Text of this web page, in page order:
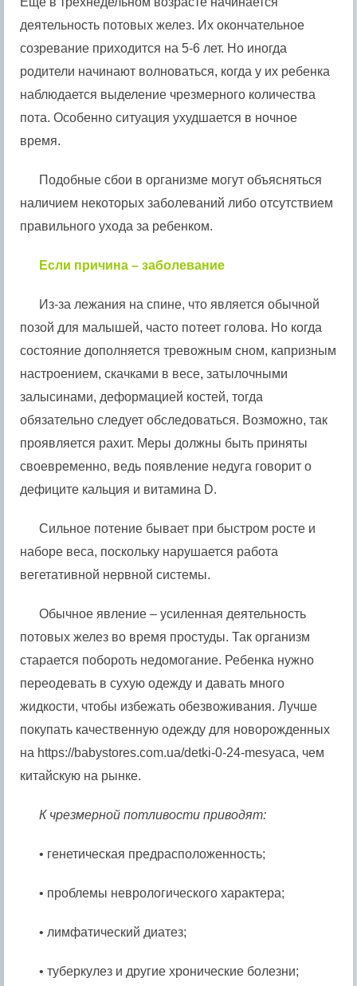
деятельность потовых желез. Их окончательное
созревание приходится на 5-6 лет. Но иногда
родители начинают волноваться, когда у их ребенка
наблюдается выделение чрезмерного количества
пота. Особенно ситуация ухудшается в ночное
время.
Подобные сбои в организме могут объясняться
наличием некоторых заболеваний либо отсутствием
правильного ухода за ребенком.
Если причина – заболевание
Из-за лежания на спине, что является обычной
позой для малышей, часто потеет голова. Но когда
состояние дополняется тревожным сном, капризным
настроением, скачками в весе, затылочными
залысинами, деформацией костей, тогда
обязательно следует обследоваться. Возможно, так
проявляется рахит. Меры должны быть приняты
своевременно, ведь появление недуга говорит о
дефиците кальция и витамина D.
Сильное потение бывает при быстром росте и
наборе веса, поскольку нарушается работа
вегетативной нервной системы.
Обычное явление – усиленная деятельность
потовых желез во время простуды. Так организм
старается побороть недомогание. Ребенка нужно
переодевать в сухую одежду и давать много
жидкости, чтобы избежать обезвоживания. Лучше
покупать качественную одежду для новорожденных
на https://babystores.com.ua/detki-0-24-mesyaca, чем
китайскую на рынке.
К чрезмерной потливости приводят:
• генетическая предрасположенность;
• проблемы неврологического характера;
• лимфатический диатез;
• туберкулез и другие хронические болезни;